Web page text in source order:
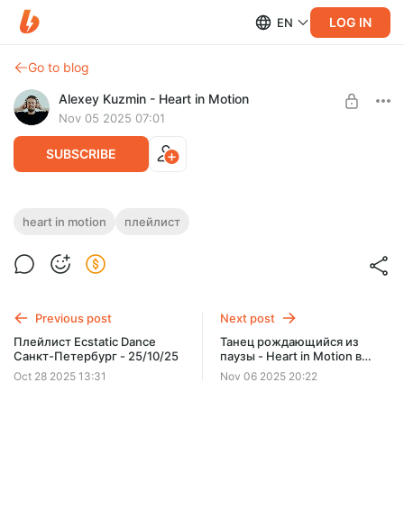
EN LOG IN
Go to blog
Alexey Kuzmin - Heart in Motion
Nov 05 2025 07:01
SUBSCRIBE
Структура и плейлист практики Heart in
продолжается 3/11/25
heart in motion плейлист
Previous post
Плейлист Ecstatic Dance
Санкт-Петербург - 25/10/25
Oct 28 2025 13:31
Next post
Танец рождающийся из
паузы - Heart in Motion в
Пскове 26/11/25
Nov 06 2025 20:22